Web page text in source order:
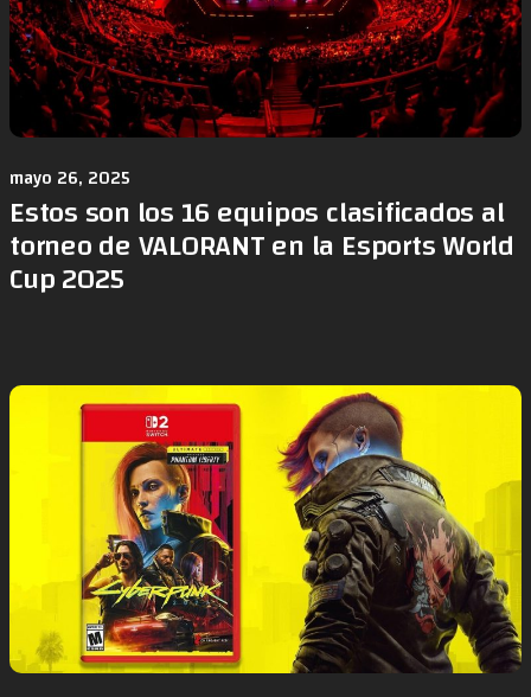
mayo 26, 2025
Estos son los 16 equipos clasificados al
torneo de VALORANT en la Esports World
Cup 2025